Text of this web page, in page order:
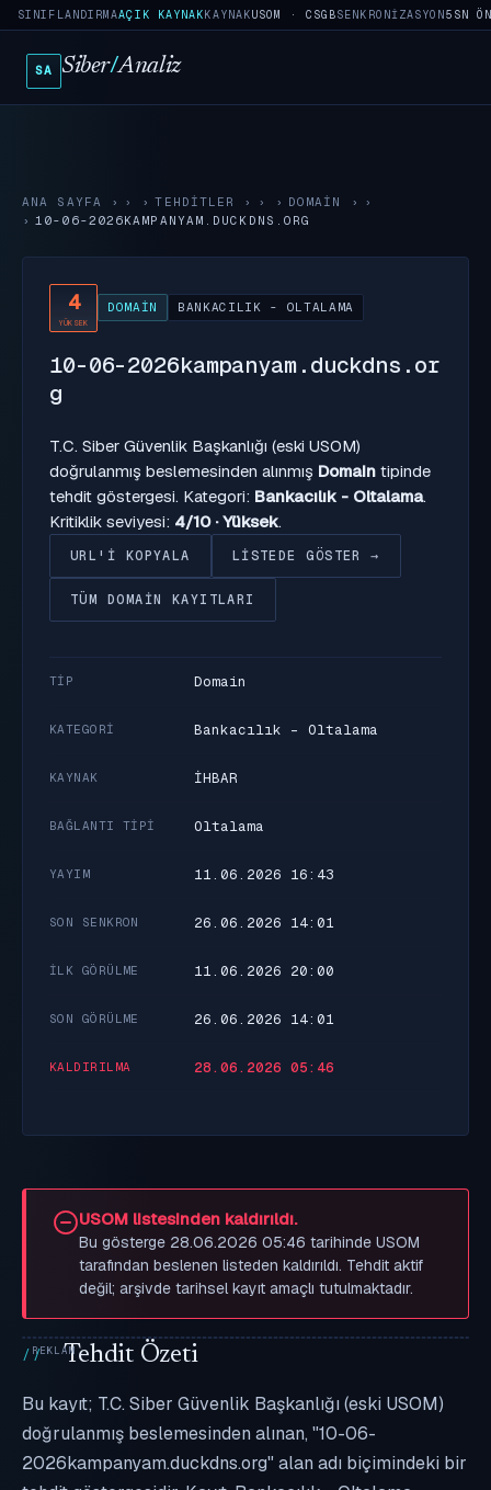
SINIFLANDIRMAAÇIK KAYNAKKAYNAKUSOM · CSGBSENKRONIZASYON5SN
SA Siber/Analiz
ANA SAYFA › TEHDITLER › DOMAIN
›
10-06-2026KAMPANYAM.DUCKDNS.ORG
4
YÜKSEK
DOMAIN BANKACILIK - OLTALAMA
10-06-2026kampanyam.duckdns.or
g
T.C. Siber Güvenlik Başkanlığı (eski USOM)
doğrulanmış beslemesinden alınmış Domain tipinde
tehdit göstergesi. Kategori: Bankacılık - Oltalama.
Kritiklik seviyesi: 4/10 · Yüksek.
URL'I KOPYALA LISTEDE GÖSTER →
TÜM DOMAIN KAYITLARI
TIP Domain
KATEGORI Bankacılık - Oltalama
KAYNAK İHBAR
BAĞLANTI TIPI Oltalama
YAYIM 11.06.2026 16:43
SON SENKRON 26.06.2026 14:01
İLK GÖRÜLME 11.06.2026 20:00
SON GÖRÜLME 26.06.2026 14:01
KALDIRILMA 28.06.2026 05:46
USOM listesinden kaldırıldı.
Bu gösterge 28.06.2026 05:46 tarihinde USOM
tarafından beslenen listeden kaldırıldı. Tehdit aktif
değil; arşivde tarihsel kayıt amaçlı tutulmaktadır.
Tehdit Özeti
Bu kayıt; T.C. Siber Güvenlik Başkanlığı (eski USOM)
doğrulanmış beslemesinden alınan, "10-06-
2026kampanyam.duckdns.org" alan adı biçimindeki bir